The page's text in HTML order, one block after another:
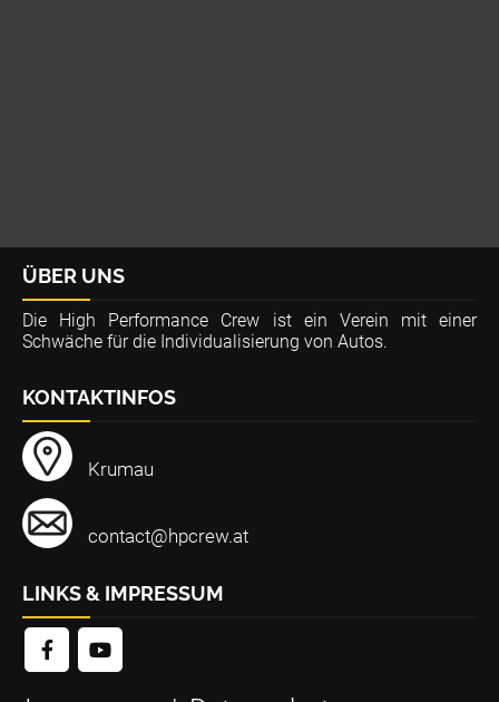
ÜBER UNS
Die High Performance Crew ist ein Verein mit einer
Schwäche für die Individualisierung von Autos.
KONTAKTINFOS
Krumau
contact@hpcrew.at
LINKS & IMPRESSUM